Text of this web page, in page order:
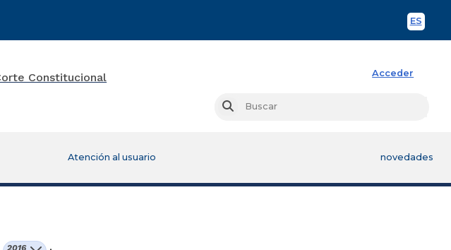
ES
Acceder
Buscar
Atención al usuario novedades
2016 .